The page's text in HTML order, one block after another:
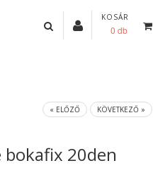
KOSÁR
0 db
« ELŐZŐ KÖVETKEZŐ »
bokafix 20den